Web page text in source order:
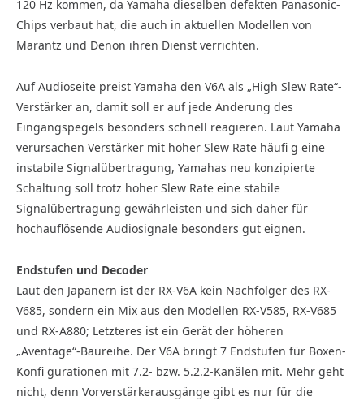
120 Hz kommen, da Yamaha dieselben defekten Panasonic-
Chips verbaut hat, die auch in aktuellen Modellen von
Marantz und Denon ihren Dienst verrichten.
Auf Audioseite preist Yamaha den V6A als „High Slew Rate“-
Verstärker an, damit soll er auf jede Änderung des
Eingangspegels besonders schnell reagieren. Laut Yamaha
verursachen Verstärker mit hoher Slew Rate häufi g eine
instabile Signalübertragung, Yamahas neu konzipierte
Schaltung soll trotz hoher Slew Rate eine stabile
Signalübertragung gewährleisten und sich daher für
hochauflösende Audiosignale besonders gut eignen.
Endstufen und Decoder
Laut den Japanern ist der RX-V6A kein Nachfolger des RX-
V685, sondern ein Mix aus den Modellen RX-V585, RX-V685
und RX-A880; Letzteres ist ein Gerät der höheren
„Aventage“-Baureihe. Der V6A bringt 7 Endstufen für Boxen-
Konfi gurationen mit 7.2- bzw. 5.2.2-Kanälen mit. Mehr geht
nicht, denn Vorverstärkerausgänge gibt es nur für die